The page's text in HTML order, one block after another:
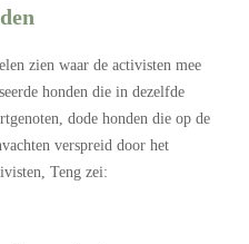
zien waar de activisten mee
honden die in dezelfde
dode honden die op de
verspreid door het
Teng zei: